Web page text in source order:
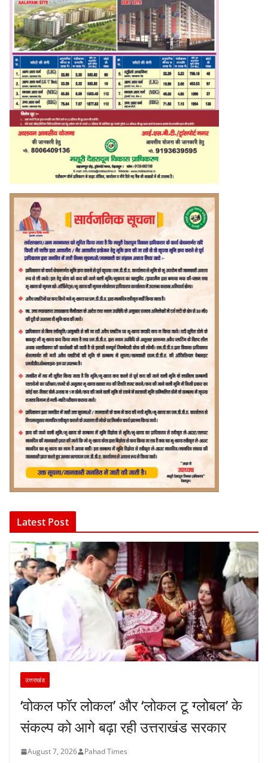
Latest Post
उत्तराखंड
‘वोकल फॉर लोकल’ और ‘लोकल टू ग्लोबल’ के
संकल्प को आगे बढ़ा रही उत्तराखंड सरकार
August 7, 2026 Pahad Times